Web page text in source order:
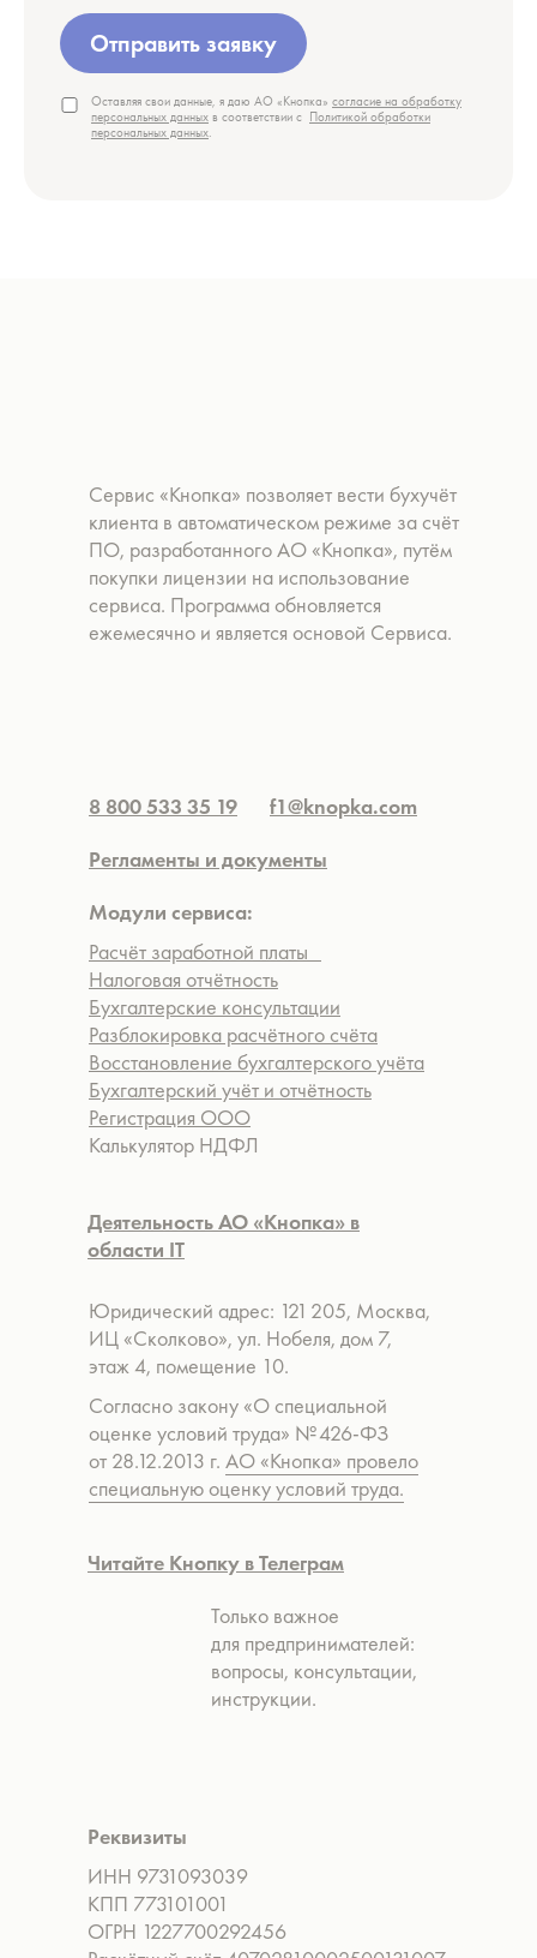
Отправить заявку
Оставляя свои данные, я даю АО «Кнопка» согласие на обработку
персональных данных в соответствии с Политикой обработки
персональных данных.
8 800 533 35 19
f1@knopka.com
Регламенты и документы
Модули сервиса:
Расчёт заработной платы
Налоговая отчётность
Бухгалтерские консультации
Разблокировка расчётного счёта
Восстановление бухгалтерского учёта
Бухгалтерский учёт и отчётность
Регистрация ООО
Калькулятор НДФЛ
Деятельность АО «Кнопка» в
области IT
Юридический адрес: 121 205, Москва,
ИЦ «Сколково», ул. Нобеля, дом 7,
этаж 4, помещение 10.
Согласно закону «О специальной
оценке условий труда» № 426-ФЗ
от 28.12.2013 г. АО «Кнопка» провело
специальную оценку условий труда.
Читайте Кнопку в Телеграм
Только важное
для предпринимателей:
вопросы, консультации,
инструкции.
Реквизиты
ИНН 9731093039
КПП 773101001
ОГРН 1227700292456
Сервис «Кнопка» позволяет вести бухучёт
клиента в автоматическом режиме за счёт
ПО, разработанного АО «Кнопка», путём
покупки лицензии на использование
сервиса. Программа обновляется
ежемесячно и является основой Сервиса.